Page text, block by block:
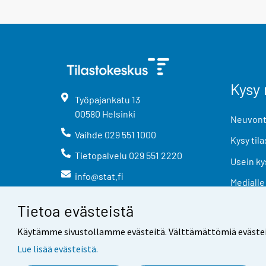
Tietoa evästeistä
Käytämme sivustollamme evästeitä. Välttämättömiä
Lue lisää evästeistä.
Työpajankatu 13
00580 Helsinki
Vaihde 029 551 1000
Tietopalvelu 029 551 2220
info@stat.fi
Kysy
Usein
Medialle